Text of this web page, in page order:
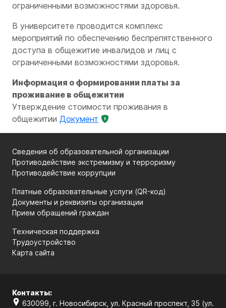
ограниченными возможностями здоровья.
В университете проводится комплекс
мероприятий по обеспечению беспрепятственного
доступа в общежитие инвалидов и лиц с
ограниченными возможностями здоровья.
Информация о формировании платы за
проживание в общежитии
Утверждение стоимости проживания в
общежитии Документ
Сведения об образовательной организации
Противодействие экстремизму и терроризму
Противодействие коррупции
Платные образовательные услуги (QR-код)
Документы и реквизиты организации
Прием обращений граждан
Техническая поддержка
Трудоустройство
Карта сайта
Контакты:
630099, г. Новосибирск, ул. Красный проспект, 35 (ул.